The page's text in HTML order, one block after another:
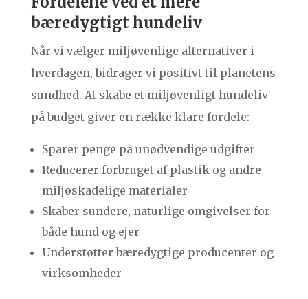
bæredygtigt hundeliv
Når vi vælger miljøvenlige alternativer i
hverdagen, bidrager vi positivt til planetens
sundhed. At skabe et miljøvenligt hundeliv
på budget giver en række klare fordele:
Sparer penge på unødvendige udgifter
Reducerer forbruget af plastik og andre
miljøskadelige materialer
Skaber sundere, naturlige omgivelser for
både hund og ejer
Understøtter bæredygtige producenter og
virksomheder